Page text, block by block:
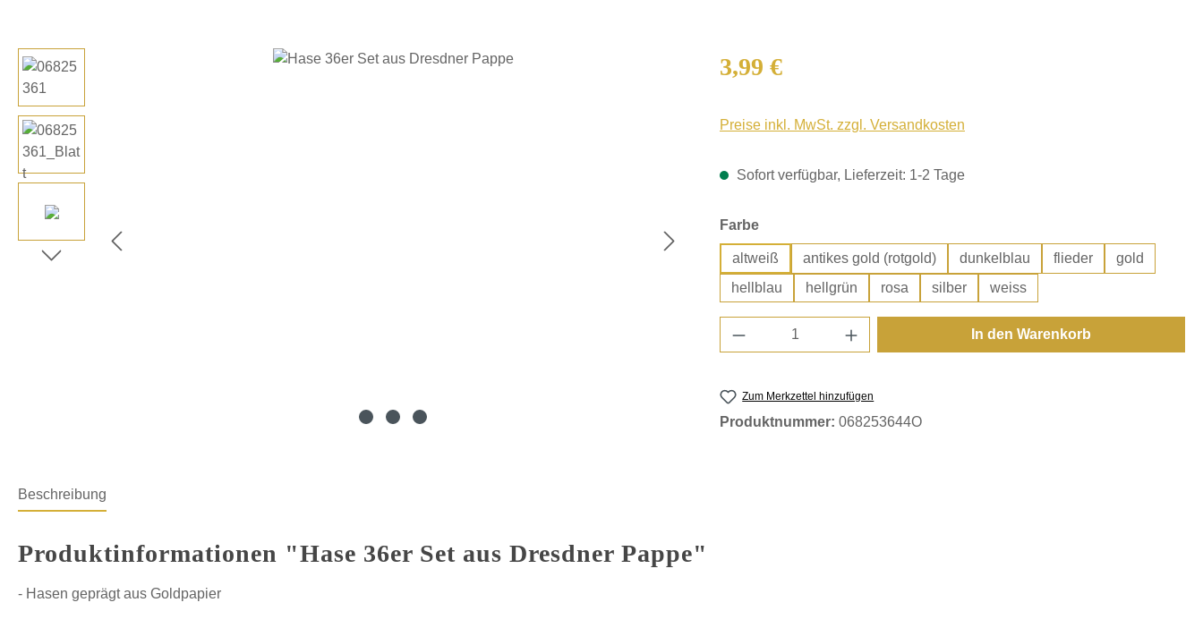
Bildergalerie überspringen Regulärer Preis:
3,99 €
Preise inkl. MwSt. zzgl. Versandkosten
Sofort verfügbar, Lieferzeit: 1-2 Tage
Farbeauswählen
altweiß antikes gold (rotgold) dunkelblau flieder
gold
hellblau
hellgrün rosa silber weiss
Produkt Anzahl: Gib den gewünschten Wert ein
In den Warenkorb
Zum Merkzettel hinzufügen
Produktnummer: 068253644O
Beschreibung
Produktinformationen "Hase 36er Set aus Dresdner Pappe"
- Hasen geprägt aus Goldpapier